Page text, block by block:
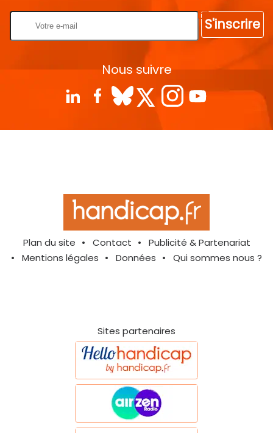
S'inscrire
Nous suivre
Plan du site Contact
Publicité & Partenariat
Mentions légales
Données Qui sommes nous ?
Sites partenaires